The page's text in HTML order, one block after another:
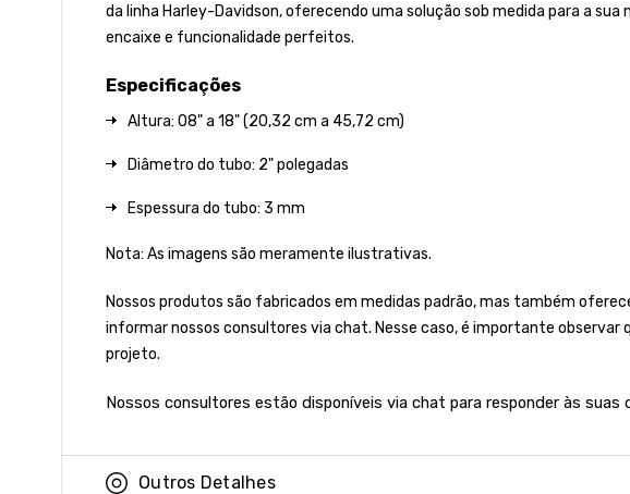
da linha Harley-Davidson, oferecendo uma solução sob medida para a
encaixe e funcionalidade perfeitos.
Especificações
Altura: 08" a 18" (20,32 cm a 45,72 cm)
Diâmetro do tubo: 2" polegadas
Espessura do tubo: 3 mm
Nota: As imagens são meramente ilustrativas.
Nossos produtos são fabricados em medidas padrão, mas também
informar nossos consultores via chat. Nesse caso, é importante observar
projeto.
Nossos consultores estão disponíveis via chat para responder às
Outros Detalhes